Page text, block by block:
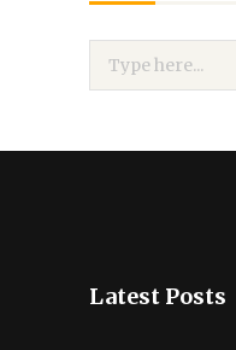
Latest Posts